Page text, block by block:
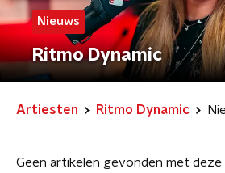
Nieuws
Ritmo Dynamic
Artiesten Ritmo Dynamic
Geen artikelen gevonden met deze